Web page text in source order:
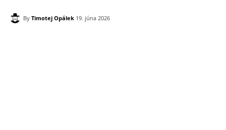
By Timotej Opálek 19. júna 2026